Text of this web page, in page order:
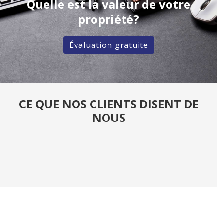
Quelle est la valeur de votre
propriété?
Évaluation gratuite
CE QUE NOS CLIENTS DISENT DE
NOUS